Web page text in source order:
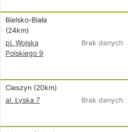
Bielsko-Biała
(24km)
pl. Wojska
Polskiego 9
Brak danych
Cieszyn (20km)
al. Łyska 7
Brak danych